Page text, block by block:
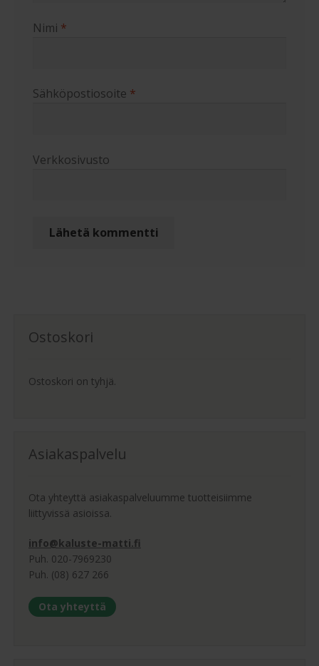
Nimi *
Sähköpostiosoite *
Verkkosivusto
Ostoskori
Ostoskori on tyhjä.
Asiakaspalvelu
Ota yhteyttä asiakaspalveluumme tuotteisiimme
liittyvissä asioissa.
info@kaluste-matti.fi
Puh. 020-7969230
Puh. (08) 627 266
Ota yhteyttä